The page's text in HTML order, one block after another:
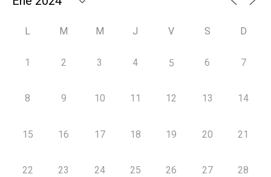
L M M J V S D
1 2 3 4 5 6 7
8 9 10 11 12 13 14
15 16 17 18 19 20 21
22 23 24 25 26 27 28